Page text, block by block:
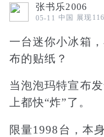
张书乐2006
05-11 中国 展现
一台迷你小冰箱
布的贴纸？
当泡泡玛特宣布
上都快“炸”了。
限量1998台，本